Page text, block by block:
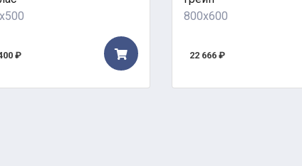
₽
800x600
22 666 ₽